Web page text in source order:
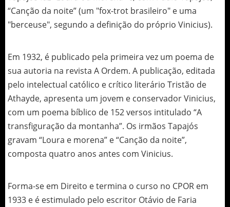
“Canção da noite” (um "fox-trot brasileiro" e uma
"berceuse", segundo a definição do próprio Vinicius).
Em 1932, é publicado pela primeira vez um poema de
sua autoria na revista A Ordem. A publicação, editada
pelo intelectual católico e crítico literário Tristão de
Athayde, apresenta um jovem e conservador Vinicius,
com um poema bíblico de 152 versos intitulado “A
transfiguração da montanha”. Os irmãos Tapajós
gravam “Loura e morena” e “Canção da noite”,
composta quatro anos antes com Vinicius.
Forma-se em Direito e termina o curso no CPOR em
1933 e é estimulado pelo escritor Otávio de Faria